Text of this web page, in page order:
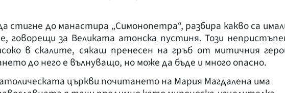
стигне до манастира „Симонопетра“, разбира какво са
говорещи за Великата атонска пустиня. Този
в скалите, сякаш пренесен на гръб от митичния
до него е вълнуващо, но може да бъде и много опасно.
църкви почитането на Мария Магдалена има